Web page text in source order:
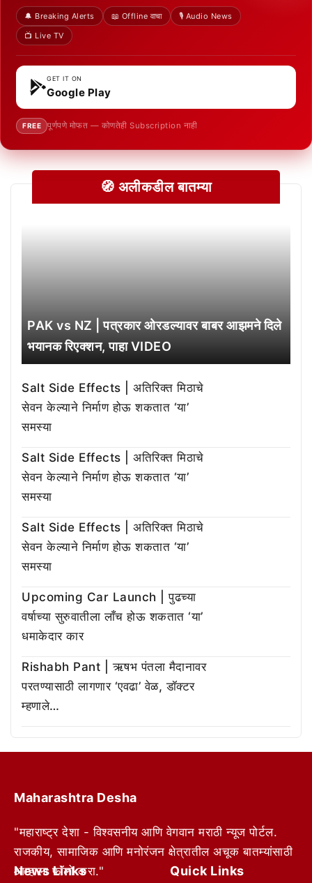
🔔 Breaking Alerts 📖 Offline वाचा
🎙️ Audio News
📺 Live TV
GET IT ON
Google Play
FREE पूर्णपणे मोफत — कोणतेही Subscription नाही
🧭 अलीकडील बातम्या
PAK vs NZ | पत्रकार ओरडल्यावर बाबर आझमने दिले
भयानक रिएक्शन, पाहा VIDEO
Salt Side Effects | अतिरिक्त मिठाचे
सेवन केल्याने निर्माण होऊ शकतात ‘या’
समस्या
Salt Side Effects | अतिरिक्त मिठाचे
सेवन केल्याने निर्माण होऊ शकतात ‘या’
समस्या
Salt Side Effects | अतिरिक्त मिठाचे
सेवन केल्याने निर्माण होऊ शकतात ‘या’
समस्या
Upcoming Car Launch | पुढच्या
वर्षाच्या सुरुवातीला लाँच होऊ शकतात ‘या’
धमाकेदार कार
Rishabh Pant | ऋषभ पंतला मैदानावर
परतण्यासाठी लागणार ‘एवढा’ वेळ, डॉक्टर
म्हणाले…
Maharashtra Desha
"महाराष्ट्र देशा - विश्वसनीय आणि वेगवान मराठी न्यूज पोर्टल.
राजकीय, सामाजिक आणि मनोरंजन क्षेत्रातील अचूक बातम्यांसाठी
आम्हाला फॉलो करा."
News Links Quick Links